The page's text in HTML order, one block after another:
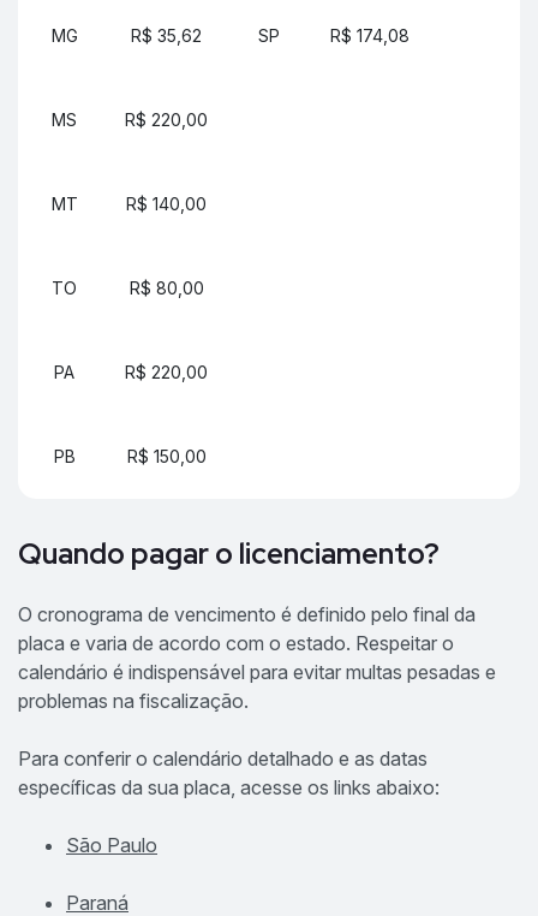
MG R$ 35,62 SP R$ 174,08
MS R$ 220,00
MT R$ 140,00
TO R$ 80,00
PA R$ 220,00
PB R$ 150,00
Quando pagar o licenciamento?
O cronograma de vencimento é definido pelo final da
placa e varia de acordo com o estado. Respeitar o
calendário é indispensável para evitar multas pesadas e
problemas na fiscalização.
Para conferir o calendário detalhado e as datas
específicas da sua placa, acesse os links abaixo:
São Paulo
Paraná